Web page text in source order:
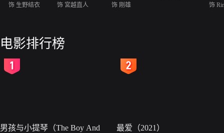
饰 生野结衣 饰 宮越直人 饰 刚雄 饰
电影排行榜
男孩与小提琴（The Boy And
最爱（2021）